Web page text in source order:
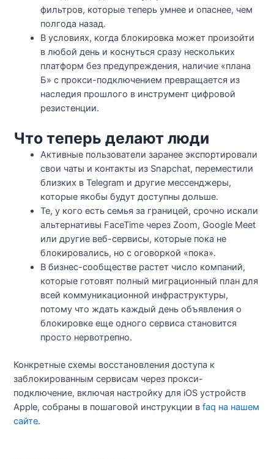
фильтров, которые теперь умнее и опаснее, чем
полгода назад.​
В условиях, когда блокировка может произойти
в любой день и коснуться сразу нескольких
платформ без предупреждения, наличие «плана
Б» с прокси-подключением превращается из
наследия прошлого в инструмент цифровой
резистенции.​​
Что теперь делают люди
Активные пользователи заранее экспортировали
свои чаты и контакты из Snapchat, переместили
близких в Telegram и другие мессенджеры,
которые якобы будут доступны дольше.​
Те, у кого есть семья за границей, срочно искали
альтернативы FaceTime через Zoom, Google Meet
или другие веб-сервисы, которые пока не
блокировались, но с оговоркой «пока».​
В бизнес-сообществе растет число компаний,
которые готовят полный миграционный план для
всей коммуникационной инфраструктуры,
потому что ждать каждый день объявления о
блокировке еще одного сервиса становится
просто нервотрепно.​
Конкретные схемы восстановления доступа к
заблокированным сервисам через прокси-
подключение, включая настройку для iOS устройств
Apple, собраны в пошаговой инструкции вfaq на нашем
сайте.